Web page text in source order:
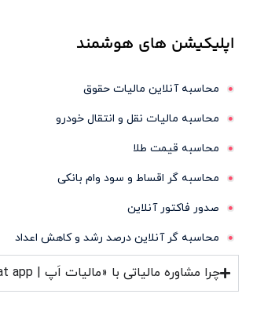
اپلیکیشن های هوشمند
محاسبه آنلاین مالیات حقوق
محاسبه مالیات نقل و انتقال خودرو
محاسبه قیمت طلا
محاسبه گر اقساط و سود وام بانکی
صدور فاکتور آنلاین
محاسبه گر آنلاین درصد رشد و کاهش اعداد
چرا مشاوره مالیاتی با «مالیات اَپ | maliyat app»؟